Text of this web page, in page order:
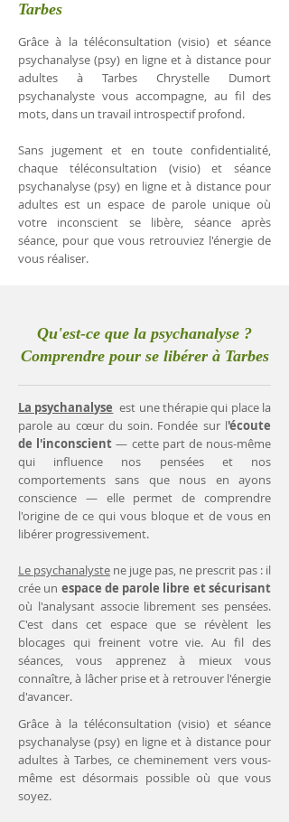
Tarbes
Grâce à la téléconsultation (visio) et séance
psychanalyse (psy) en ligne et à distance pour
adultes à Tarbes Chrystelle Dumort
psychanalyste vous accompagne, au fil des
mots, dans un travail introspectif profond.
Sans jugement et en toute confidentialité,
chaque téléconsultation (visio) et séance
psychanalyse (psy) en ligne et à distance pour
adultes est un espace de parole unique où
votre inconscient se libère, séance après
séance, pour que vous retrouviez l'énergie de
vous réaliser.
Qu'est-ce que la psychanalyse ?
Comprendre pour se libérer à Tarbes
La psychanalyse est une thérapie qui place la
parole au cœur du soin. Fondée sur l'écoute
de l'inconscient— cette part de nous-même
qui influence nos pensées et nos
comportements sans que nous en ayons
conscience — elle permet de comprendre
l'origine de ce qui vous bloque et de vous en
libérer progressivement.
Le psychanalyste ne juge pas, ne prescrit pas : il
crée un espace de parole libre et sécurisant
où l'analysant associe librement ses pensées.
C'est dans cet espace que se révèlent les
blocages qui freinent votre vie. Au fil des
séances, vous apprenez à mieux vous
connaître, à lâcher prise et à retrouver l'énergie
d'avancer.
Grâce à la téléconsultation (visio) et séance
psychanalyse (psy) en ligne et à distance pour
adultes à Tarbes, ce cheminement vers vous-
même est désormais possible où que vous
soyez.